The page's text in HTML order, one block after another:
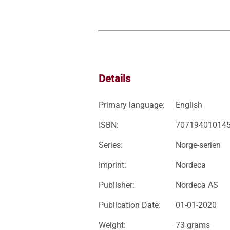
Details
Primary language: English
ISBN:
Series: Norge-serien
Imprint: Nordeca
Publisher: Nordeca AS
Publication Date: 01-01-2020
Weight: 73 grams